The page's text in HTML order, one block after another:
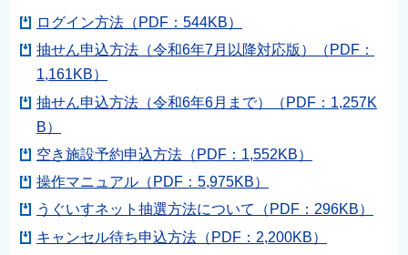
ログイン方法（PDF：544KB）
抽せん申込方法（令和6年7月以降対応版）（PDF：
1,161KB）
抽せん申込方法（令和6年6月まで）（PDF：1,257K
B）
空き施設予約申込方法（PDF：1,552KB）
操作マニュアル（PDF：5,975KB）
うぐいすネット抽選方法について（PDF：296KB）
キャンセル待ち申込方法（PDF：2,200KB）